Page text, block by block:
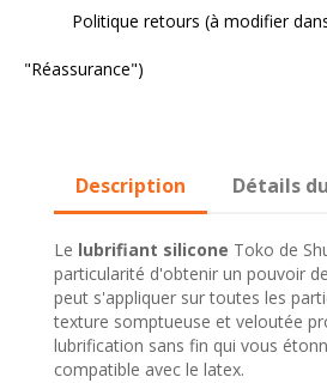
Politique retours (à modifier
"Réassurance")
Description Détails
Le lubrifiant silicone Toko de
particularité d'obtenir un pouvoir
peut s'appliquer sur toutes les
texture somptueuse et veloutée
lubrification sans fin qui vous
compatible avec le latex.